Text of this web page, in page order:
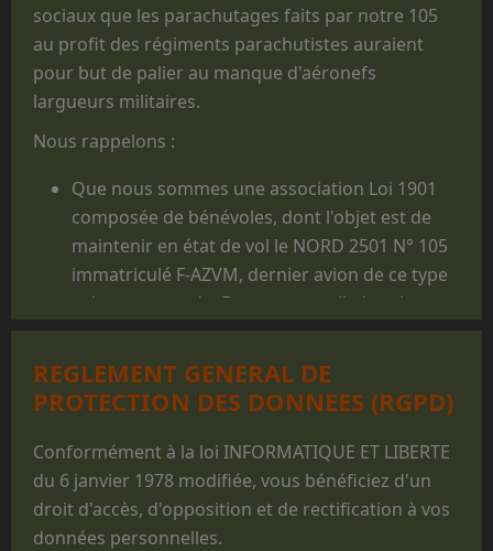
sociaux que les parachutages faits par notre 105
au profit des régiments parachutistes auraient
pour but de palier au manque d'aéronefs
largueurs militaires.
Nous rappelons :
Que nous sommes une association Loi 1901
composée de bénévoles, dont l'objet est de
maintenir en état de vol le NORD 2501 N° 105
immatriculé F-AZVM, dernier avion de ce type
volant au monde. De cet appareil, dont la
largués des milliers de jeunes gens, et il reste
un appareil mythique dans le monde du
parachutisme militaire.
Que les prestations faites au profit des
structures militaires des 3 Armées ne sont
réalisées que pour des parachutages
ponctuels exécutés lors de manifestations
REGLEMENT GENERAL DE
PROTECTION DES DONNEES (RGPD)
Conformément à la loi INFORMATIQUE ET LIBERTE
du 6 janvier 1978 modifiée, vous bénéficiez d'un
droit d'accès, d'opposition et de rectification à vos
données personnelles.